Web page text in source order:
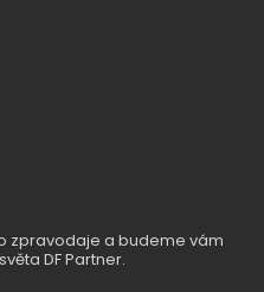
zpravodaje a budeme vám
DF Partner.